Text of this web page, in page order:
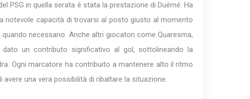
PSG in quella serata è stata la prestazione di Duémé. Ha
notevole capacità di trovarsi al posto giusto al momento
necessario. Anche altri giocatori come Quaresma,
dato un contributo significativo al gol, sottolineando la
Ogni marcatore ha contribuito a mantenere alto il ritmo
avere una vera possibilità di ribaltare la situazione.